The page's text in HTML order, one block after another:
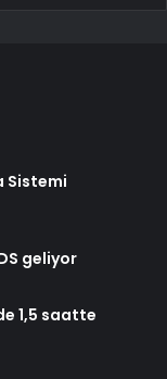
Sistemi
geliyor
1,5 saatte